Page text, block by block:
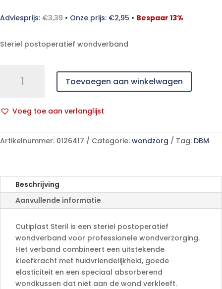
Adviesprijs: €3,39 • Onze prijs: €2,95 • Bespaar 13%
Steriel postoperatief wondverband
5
aantal
Toevoegen aan winkelwagen
Voeg toe aan verlanglijst
l
t
n
a
Artikelnummer: 0126417 Categorie: wondzorg Tag: DBM
Beschrijving
Aanvullende informatie
Cutiplast Steril is een steriel postoperatief
wondverband voor professionele wondverzorging.
Het verband combineert een uitstekende
kleefkracht met huidvriendelijkheid, goede
elasticiteit en een speciaal absorberend
wondkussen dat niet aan de wond verkleeft.